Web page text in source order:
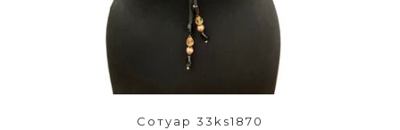
Сотуар 33ks1870